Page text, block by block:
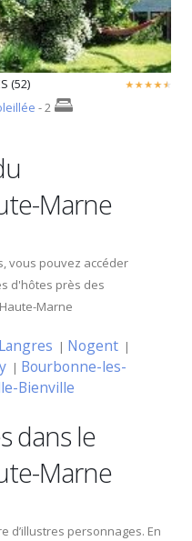
(52)
- 2
Marne
vous pouvez accéder
d'hôtes près des
Marne
Langres | Nogent |
| Bourbonne-les-
Bienville
dans le
Marne
d’illustres personnages. En